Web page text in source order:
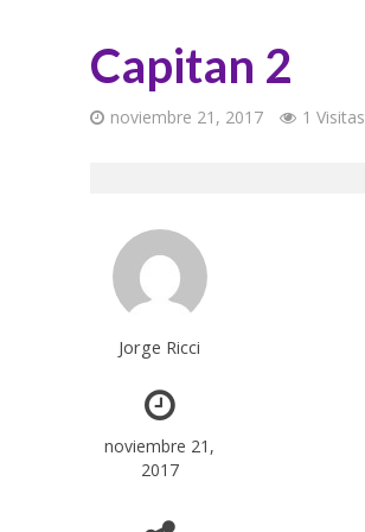
Capitan 2
noviembre 21, 2017 1 Visitas
Jorge Ricci
noviembre 21,
2017